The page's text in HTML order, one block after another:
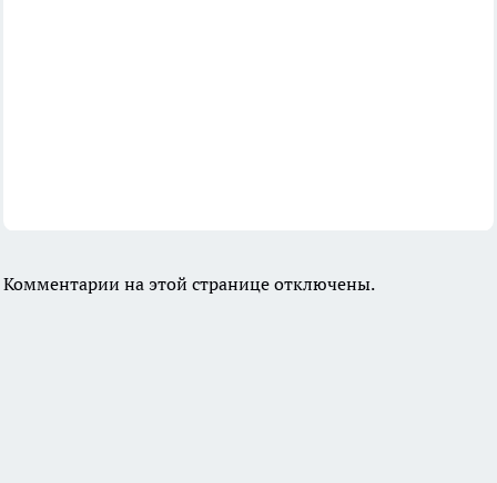
Комментарии на этой странице отключены.